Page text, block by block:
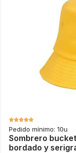
Pedido mínimo: 10u
Sombrero
bordado y